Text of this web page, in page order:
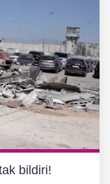
bildiri!